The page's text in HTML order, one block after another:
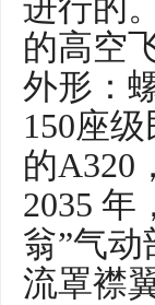
进行的
的高空
外形：
150座
的A320
2035 年
翁”气
流罩襟翼